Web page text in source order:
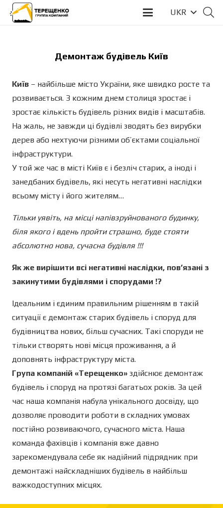
UKR
Демонтаж будівель Київ
Київ – найбільше місто України, яке швидко росте та
розвивається. З кожним днем столиця зростає і
зростає кількість будівель різних видів і масштабів.
На жаль, не завжди ці будівлі зводять без вирубки
дерев або нехтуючи різними об’єктами соціальної
інфраструктури.
У той же час в місті Київ є і безліч старих, а іноді і
занедбаних будівель, які несуть негативні наслідки
всьому місту і його жителям…
Тільки уявіть, на місці напівзруйнованого будинку,
біля якого і вдень пройти страшно, буде стояти
абсолютно нова, сучасна будівля !!!
Як же вирішити всі негативні наслідки, пов’язані з
закинутими будівлями і спорудами !?
Ідеальним і єдиним правильним рішенням в такій
ситуації є демонтаж старих будівель і споруд для
будівництва нових, більш сучасних. Такі споруди не
тільки створять нові місця проживання, а й
доповнять інфраструктуру міста.
Група компаній «Терещенко» здійснює демонтаж
будівель і споруд на протязі багатьох років. За цей
час наша компанія набула унікального досвіду, що
дозволяє проводити роботи в складних умовах
постійно розвиваючого, сучасного міста. Наша
команда фахівців і компанія вже давно
зарекомендувала себе як надійний підрядник при
демонтажі найскладніших будівель в найбільш
важкодоступних місцях.